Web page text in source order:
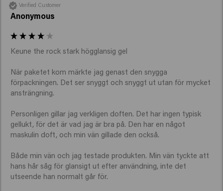
Verified Customer
Anonymous
Keune the rock stark högglansig gel
När paketet kom märkte jag genast den snygga
förpackningen. Det ser snyggt och snyggt ut utan för mycket
ansträngning.
Personligen gillar jag verkligen doften. Det har ingen typisk
gellukt, för det är vad jag är bra på. Den har en något
maskulin doft, och min vän gillade den också.
Både min vän och jag testade produkten. Min vän tyckte att
hans hår såg för glansigt ut efter användning, inte det
utseende han normalt går för.